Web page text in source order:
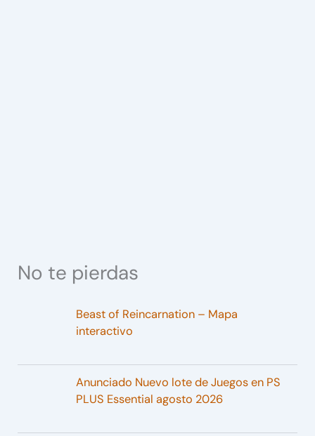
No te pierdas
Beast of Reincarnation – Mapa
interactivo
Anunciado Nuevo lote de Juegos en PS
PLUS Essential agosto 2026